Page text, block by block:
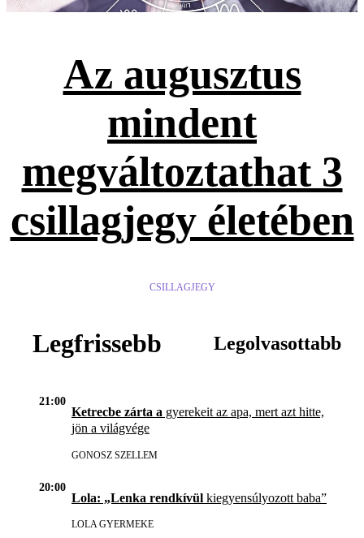
Az augusztus
mindent
megváltoztathat 3
csillagjegy életében
CSILLAGJEGY
Legfrissebb Legolvasottabb
21:00
Ketrecbe zárta a gyerekeit az apa, mert azt hitte,
jön a világvége
GONOSZ SZELLEM
20:00
Lola: „Lenka rendkívül kiegyensúlyozott baba”
LOLA GYERMEKE